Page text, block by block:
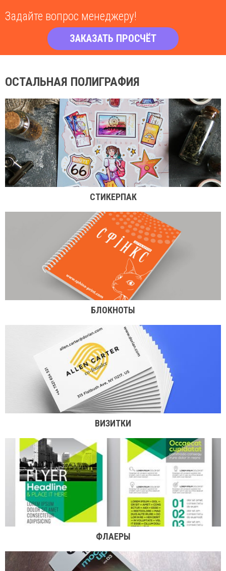
Задайте вопрос менеджеру!
ЗАКАЗАТЬ ПРОСЧЁТ
ОСТАЛЬНАЯ ПОЛИГРАФИЯ
СТИКЕРПАК
БЛОКНОТЫ
ВИЗИТКИ
ФЛАЕРЫ